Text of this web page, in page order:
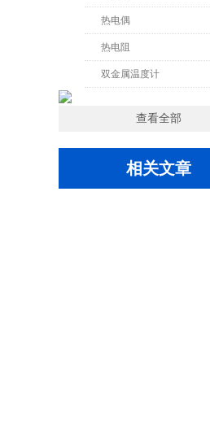
热电偶
热电阻
双金属温度计
查看全部
相关文章